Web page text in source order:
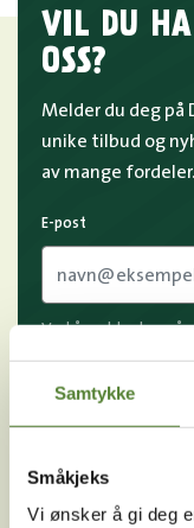
Samtykke
Småkjeks
Vi ønsker å gi deg
VIL DU
OSS?
Melder du deg på
unike tilbud og
av mange fordeler.
E-post
Ved å melde deg på